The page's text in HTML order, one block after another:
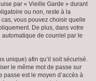
par « Vieille Garde » durant
ou non, reste à la
vous pouvez choisir quelle
De plus, dans votre
de courriel par le
unique) afin qu’il soit sécurisé.
le même mot de passe sur
passe est le moyen d’accès à